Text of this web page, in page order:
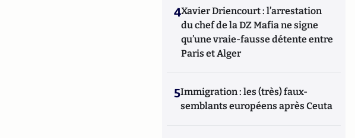
4Xavier Driencourt : l’arrestation
du chef de la DZ Mafia ne signe
qu’une vraie-fausse détente entre
Paris et Alger
5Immigration : les (très) faux-
semblants européens après Ceuta